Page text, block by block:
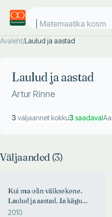
Matemaatika kosmo
Avaleht/Laulud ja aastad
Laulud ja aastad
Artur Rinne
3 väljaannet kokku3 saadaval
Väljaanded (3)
Kui ma olin väiksekene.
Laulud ja aastad. Ja kägu
kukub raal...
2010